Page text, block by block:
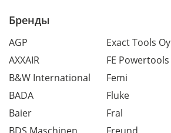
Бренды
AGP
AXXAIR
B&W International
BADA
Baier
Exact Tools Oy
FE Powertools
Femi
Fluke
Fral